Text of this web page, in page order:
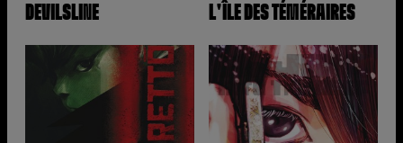
DEVILSLINE L'ÎLE DES TÉMÉRAIRES